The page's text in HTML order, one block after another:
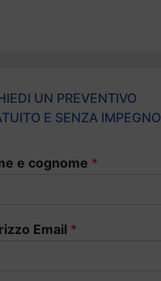
UN PREVENTIVO
E SENZA IMPEGNO
e cognome *
Email *